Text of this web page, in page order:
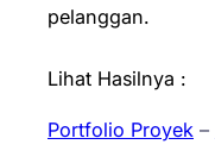
pelanggan.
Lihat Hasilnya :
Portfolio Proyek –